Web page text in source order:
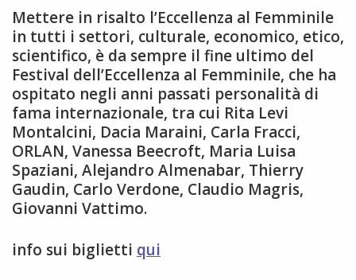
Mettere in risalto l’Eccellenza al Femminile
in tutti i settori, culturale, economico, etico,
scientifico, è da sempre il fine ultimo del
Festival dell’Eccellenza al Femminile, che ha
ospitato negli anni passati personalità di
fama internazionale, tra cui Rita Levi
Montalcini, Dacia Maraini, Carla Fracci,
ORLAN, Vanessa Beecroft, Maria Luisa
Spaziani, Alejandro Almenabar, Thierry
Gaudin, Carlo Verdone, Claudio Magris,
Giovanni Vattimo.
info sui biglietti qui